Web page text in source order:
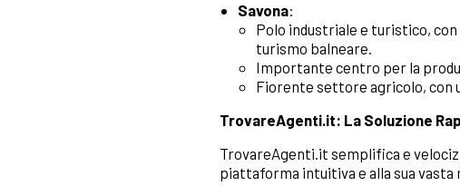
Savona:
Polo industriale e turistico,
turismo balneare.
Importante centro per la
Fiorente settore agricolo, con
TrovareAgenti.it: La Soluzione
TrovareAgenti.it semplifica e
piattaforma intuitiva e alla sua